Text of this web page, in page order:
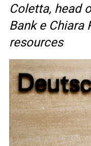
Coletta, head
Bank e Chiara
resources